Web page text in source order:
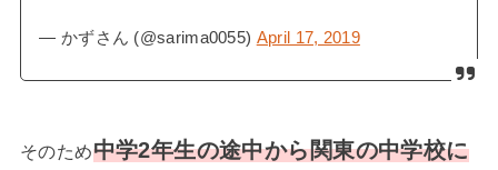
— かずさん (@sarima0055) April 17, 2019
そのため中学2年生の途中から関東の中学校に